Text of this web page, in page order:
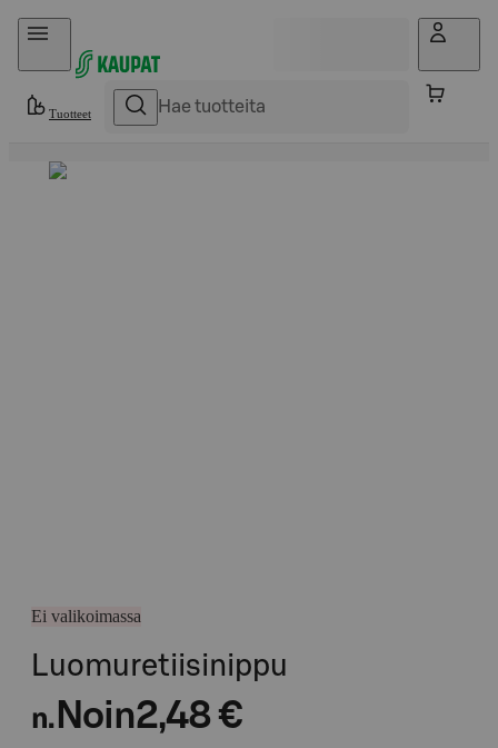
Hyppää sisältöön
Tuotteet
Ei valikoimassa
Luomuretiisinippu
n. Noin2,48 €